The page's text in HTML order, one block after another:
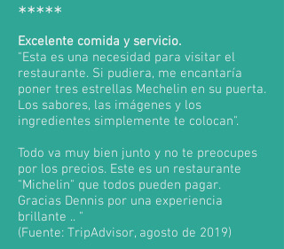
*****
Excelente comida y servicio.
"Esta es una necesidad para visitar el
restaurante. Si pudiera, me encantaría
poner tres estrellas Mechelin en su puerta.
Los sabores, las imágenes y los
ingredientes simplemente te colocan".
Todo va muy bien junto y no te preocupes
por los precios. Este es un restaurante
"Michelin" que todos pueden pagar.
Gracias Dennis por una experiencia
brillante .. "
(Fuente: TripAdvisor, agosto de 2019)